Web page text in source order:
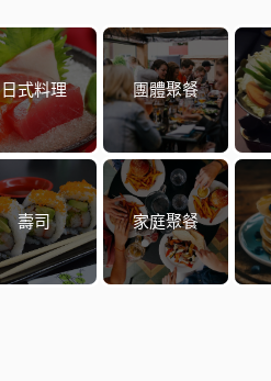
日式料理 團體聚餐
壽司 家庭聚餐